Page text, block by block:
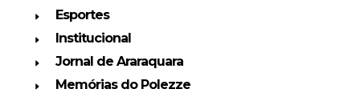
Esportes
Institucional
Jornal de Araraquara
Memórias do Polezze